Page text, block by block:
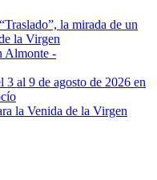
la mirada de un
la Virgen
Almonte -
3 al 9 de agosto de 2026 en
la Venida de la Virgen